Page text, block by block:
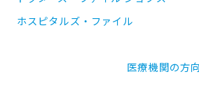
ホスピタルズ・ファイル
医療機関の方